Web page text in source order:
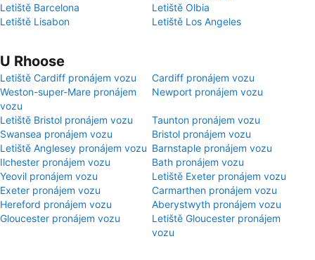
Letiště Barcelona
Letiště Olbia
Letiště Lisabon
Letiště Los Angeles
U Rhoose
Letiště Cardiff pronájem vozu
Cardiff pronájem vozu
Weston-super-Mare pronájem
vozu
Newport pronájem vozu
Letiště Bristol pronájem vozu
Taunton pronájem vozu
Swansea pronájem vozu
Bristol pronájem vozu
Letiště Anglesey pronájem vozu Barnstaple pronájem vozu
Ilchester pronájem vozu
Bath pronájem vozu
Yeovil pronájem vozu
Letiště Exeter pronájem vozu
Exeter pronájem vozu
Carmarthen pronájem vozu
Hereford pronájem vozu
Aberystwyth pronájem vozu
Gloucester pronájem vozu
Letiště Gloucester pronájem
vozu